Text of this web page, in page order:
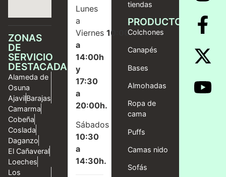
ZONAS
DE
SERVICIO
DESTACADAS
Alameda de
Osuna
AjavilBarajas
Camarma
Cobeña
Coslada
Daganzo
El Cañaveral
Loeches
Los
Lunes
a
Viernes10:00
a
14:00h
y
17:30
a
20:00h.
Sábados
10:30
a
14:30h.
tiendas
PRODUCTOS
Colchones
Canapés
Bases
Almohadas
Ropa de
cama
Puffs
Camas nido
Sofás